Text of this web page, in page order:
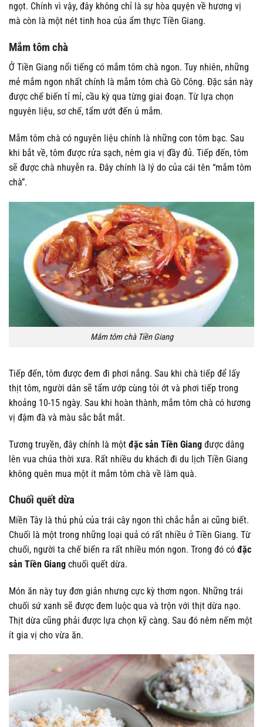
ngọt. Chính vì vậy, đây không chỉ là sự hòa quyện về hương vị
mà còn là một nét tinh hoa của ẩm thực Tiền Giang.
Mắm tôm chà
Ở Tiền Giang nổi tiếng có mắm tôm chà ngon. Tuy nhiên, những
mẻ mắm ngon nhất chính là mắm tôm chà Gò Công. Đặc sản này
được chế biến tỉ mỉ, cầu kỳ qua từng giai đoạn. Từ lựa chọn
nguyên liệu, sơ chế, tẩm ướt đến ủ mắm.
Mắm tôm chà có nguyên liệu chính là những con tôm bạc. Sau
khi bắt về, tôm được rửa sạch, nêm gia vị đầy đủ. Tiếp đến, tôm
sẽ được chà nhuyễn ra. Đây chính là lý do của cái tên “mắm tôm
chà”.
Mắm tôm chà Tiền Giang
Tiếp đến, tôm được đem đi phơi nắng. Sau khi chà tiếp để lấy
thịt tôm, người dân sẽ tẩm ướp cùng tỏi ớt và phơi tiếp trong
khoảng 10-15 ngày. Sau khi hoàn thành, mắm tôm chà có hương
vị đậm đà và màu sắc bắt mắt.
Tương truyền, đây chính là một đặc sản Tiền Giang được dâng
lên vua chúa thời xưa. Rất nhiều du khách đi du lịch Tiền Giang
không quên mua một ít mắm tôm chà về làm quà.
Chuối quết dừa
Miền Tây là thủ phủ của trái cây ngon thì chắc hẳn ai cũng biết.
Chuối là một trong những loại quả có rất nhiều ở Tiền Giang. Từ
chuối, người ta chế biến ra rất nhiều món ngon. Trong đó có đặc
sản Tiền Giang chuối quết dừa.
Món ăn này tuy đơn giản nhưng cực kỳ thơm ngon. Những trái
chuối sứ xanh sẽ được đem luộc qua và trộn với thịt dừa nạo.
Thịt dừa cũng phải được lựa chọn kỹ càng. Sau đó nêm nếm một
ít gia vị cho vừa ăn.